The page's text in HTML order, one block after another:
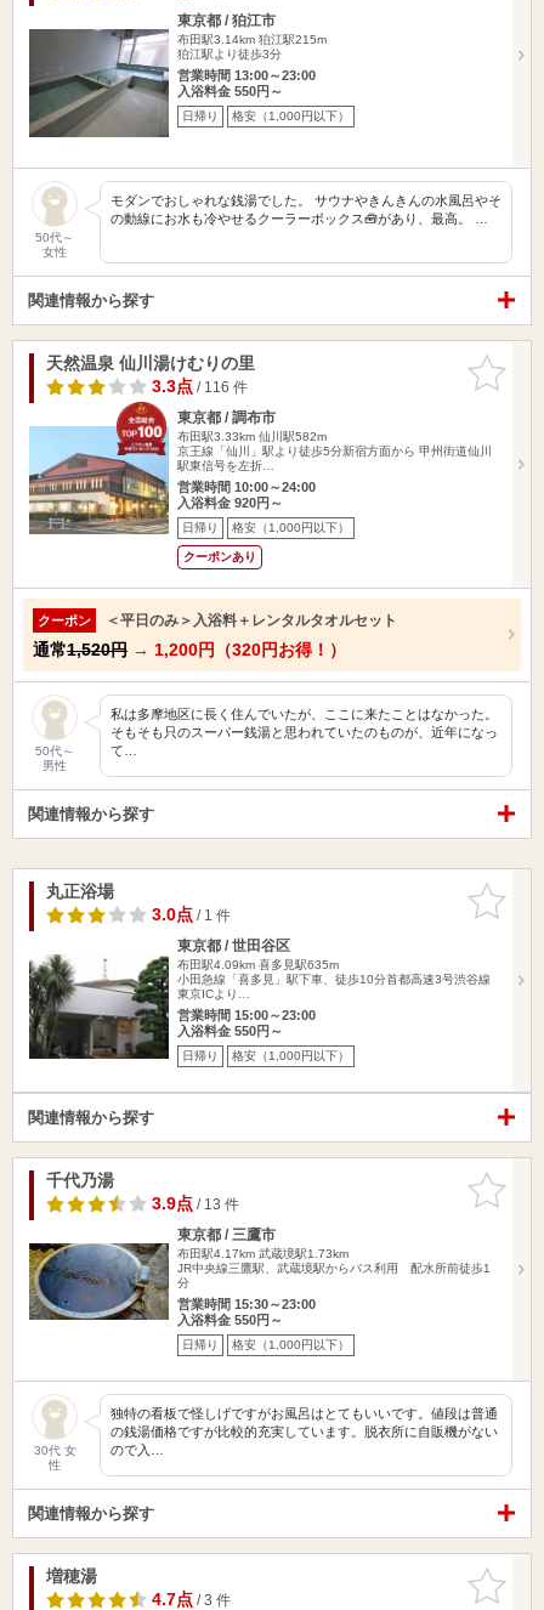
東京都 / 狛江市
布田駅3.14km 狛江駅215m
狛江駅より徒歩3分
営業時間 13:00～23:00
入浴料金 550円～
日帰り 格安（1,000円以下）
50代～
女性
モダンでおしゃれな銭湯でした。 サウナやきんきんの水風呂やそ
の動線にお水も冷やせるクーラーボックス🧰があり、最高。 …
関連情報から探す
お気に入
りに追加
天然温泉 仙川湯けむりの里
3.3点/ 116 件
東京都 / 調布市
布田駅3.33km 仙川駅582m
京王線「仙川」駅より徒歩5分新宿方面から 甲州街道仙川
駅東信号を左折…
営業時間 10:00～24:00
入浴料金 920円～
日帰り 格安（1,000円以下）
クーポンあり
クーポン ＜平日のみ＞入浴料＋レンタルタオルセット
通常1,520円 → 1,200円（320円お得！）
50代～
男性
私は多摩地区に長く住んでいたが、ここに来たことはなかった。
そもそも只のスーパー銭湯と思われていたのものが、近年になっ
て…
関連情報から探す
お気に入
りに追加
丸正浴場
3.0点/ 1 件
東京都 / 世田谷区
布田駅4.09km 喜多見駅635m
小田急線「喜多見」駅下車、徒歩10分首都高速3号渋谷線
東京ICより…
営業時間 15:00～23:00
入浴料金 550円～
日帰り 格安（1,000円以下）
関連情報から探す
お気に入
りに追加
千代乃湯
3.9点/ 13 件
東京都 / 三鷹市
布田駅4.17km 武蔵境駅1.73km
JR中央線三鷹駅、武蔵境駅からバス利用 配水所前徒歩1
分
営業時間 15:30～23:00
入浴料金 550円～
日帰り 格安（1,000円以下）
30代 女
性
独特の看板で怪しげですがお風呂はとてもいいです。値段は普通
の銭湯価格ですが比較的充実しています。脱衣所に自販機がない
ので入…
関連情報から探す
お気に入
りに追加
増穂湯
4.7点/ 3 件